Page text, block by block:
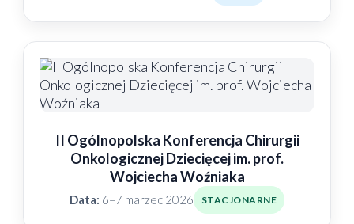
II Ogólnopolska Konferencja Chirurgii
Onkologicznej Dziecięcej im. prof.
Wojciecha Woźniaka
Data: 6–7 marzec 2026 STACJONARNE